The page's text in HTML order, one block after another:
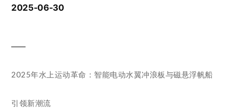
2025-06-30
2025年水上运动革命：智能电动水翼冲浪板与磁悬浮帆船
引领新潮流